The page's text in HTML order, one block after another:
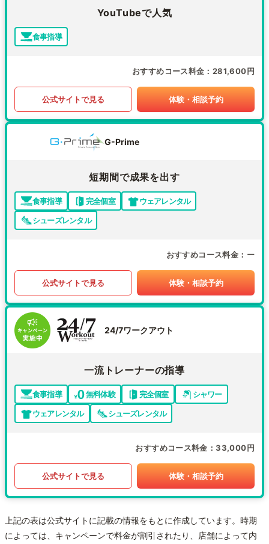
YouTubeで人気
食事指導
おすすめコース料金 281,600円
公式サイトで見る 体験・相談予約
G-Prime
短期間で成果を出す
食事指導 完全個室
ウェアレンタル
シューズレンタル
おすすめコース料金 ー
公式サイトで見る 体験・相談予約
24/7ワークアウト
一流トレーナーの指導
食事指導 無料体験 完全個室
シャワー
ウェアレンタル
シューズレンタル
おすすめコース料金 33,000円
公式サイトで見る 体験・相談予約
上記の表は公式サイトに記載の情報をもとに作成しています。時期
によっては、キャンペーンで料金が割引されたり、店舗によって内